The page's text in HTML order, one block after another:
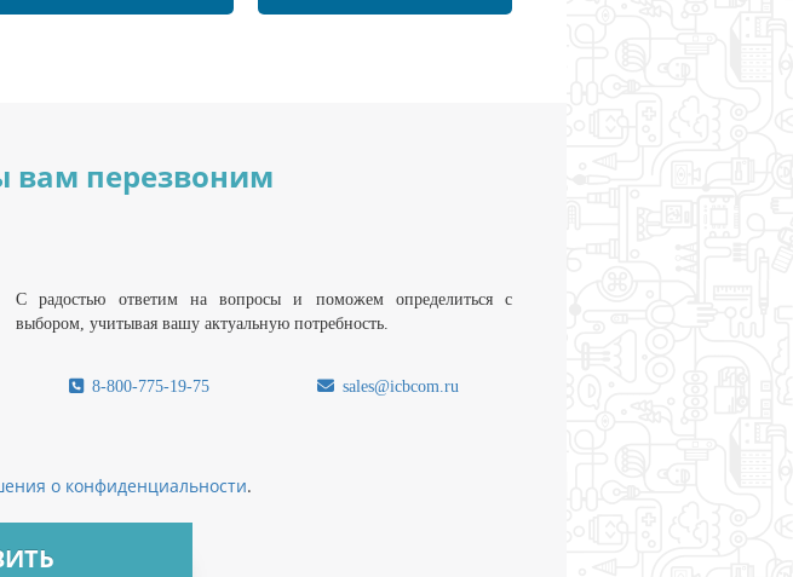
вам перезвоним
С радостью ответим на вопросы и поможем определиться с
выбором, учитывая вашу актуальную потребность.
8-800-775-19-75 sales@icbcom.ru
о конфиденциальности.